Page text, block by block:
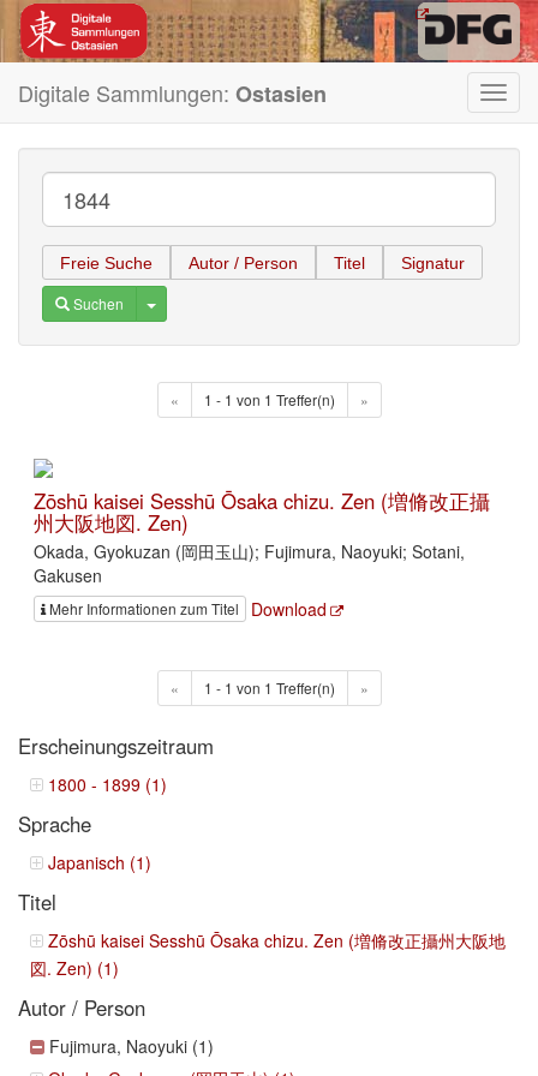
Digitale Sammlungen: Ostasien
Freie Suche Autor / Person Titel Signatur
Suchen Toggle Dropdown
« 1 - 1 von 1 Treffer(n) »
Zōshū kaisei Sesshū Ōsaka chizu. Zen (増脩改正攝
州大阪地図. Zen)
Okada, Gyokuzan (岡田玉山); Fujimura, Naoyuki; Sotani,
Gakusen
Mehr Informationen zum Titel Download
« 1 - 1 von 1 Treffer(n) »
Erscheinungszeitraum
1800 - 1899 (1)
Sprache
Japanisch (1)
Titel
Zōshū kaisei Sesshū Ōsaka chizu. Zen (増脩改正攝州大阪地
図. Zen) (1)
Autor / Person
Fujimura, Naoyuki (1)